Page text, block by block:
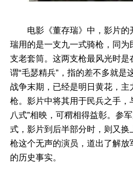
电影《董存瑞》中，影片
瑞用的是一支九一式骑枪，同为
支老套筒。这两支枪最风光时是
谓“毛瑟精兵”，指的差不多就是
战争末期，已经是明日黄花，
枪。影片中将其用于民兵之手，
八式”相映，可稩相得益彰。参
式，影片到后半部分时，则又换
枪这个无声的演员，道出了解放
的历史事实。